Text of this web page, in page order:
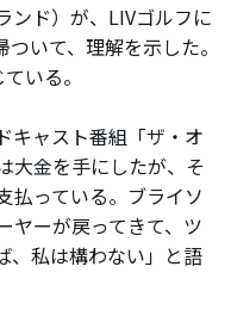
ンド）が、LIVゴルフに
いて、理解を示した。
いる。
キャスト番組「ザ・オ
大金を手にしたが、そ
払っている。ブライソ
ヤーが戻ってきて、ツ
、私は構わない」と語